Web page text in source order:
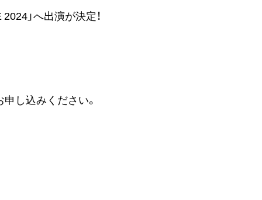
」へ出演が決定！
し込みください。